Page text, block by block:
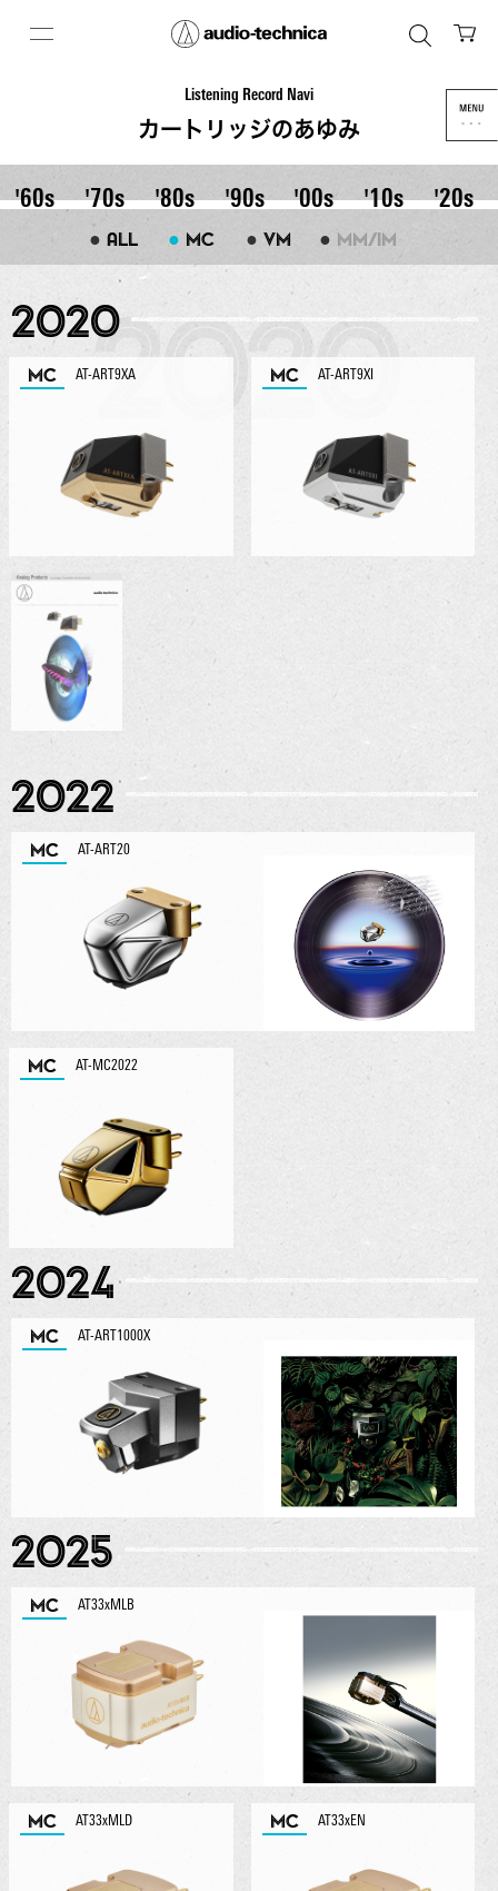
Listening Record Navi
カートリッジのあゆみ
'60s '70s '80s '90s '00s '10s '20s
● ALL ● MC ● VM ● MM/IM
2020
MC AT-ART9XA MC AT-ART9XI
2022
MC AT-ART20
MC AT-MC2022
2024
MC AT-ART1000X
2025
MC AT33xMLB
MC AT33xMLD MC AT33xEN